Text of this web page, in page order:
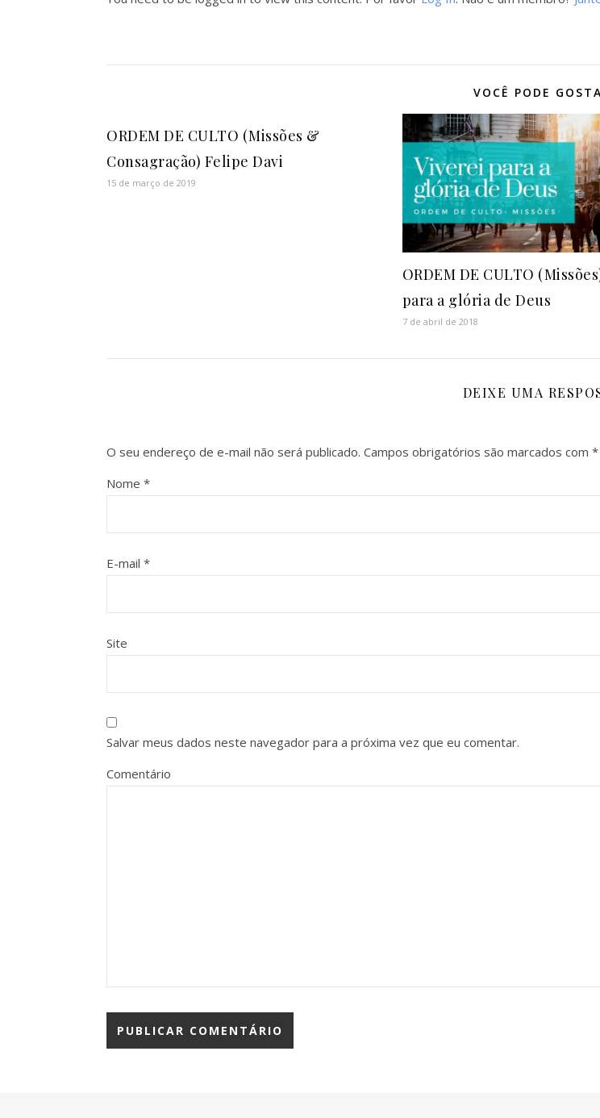
VOCÊ PODE
ORDEM DE CULTO (Missões &
Consagração) Felipe Davi
15 de março de 2019
ORDEM DE CULTO
para a glória de Deus
7 de abril de 2018
DEIXE UMA
O seu endereço de e-mail não será publicado. Campos obrigatórios são marcados com *
Nome *
E-mail *
Site
Salvar meus dados neste navegador para a próxima vez que eu comentar.
Comentário